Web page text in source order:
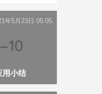
用小结
年5月23日 05:05